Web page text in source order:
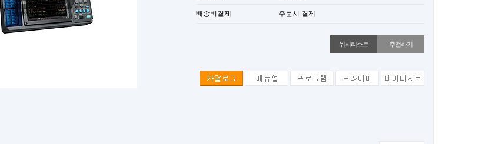
배송비결제 주문시 결제
위시리스트 추천하기